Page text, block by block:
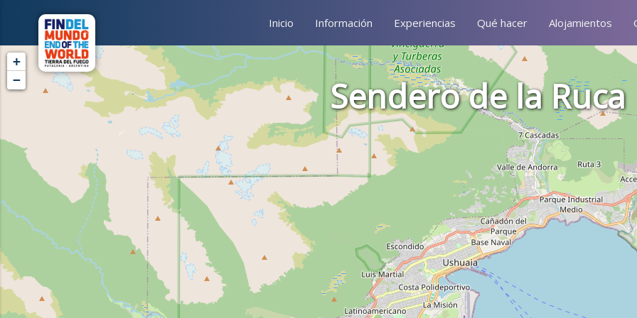
Inicio Información Experiencias Qué hacer Alojamientos
+
−
Sendero de la Ruca